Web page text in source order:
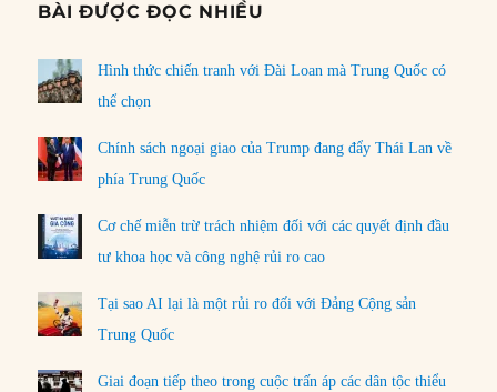
BÀI ĐƯỢC ĐỌC NHIỀU
Hình thức chiến tranh với Đài Loan mà Trung Quốc có
thể chọn
Chính sách ngoại giao của Trump đang đẩy Thái Lan về
phía Trung Quốc
Cơ chế miễn trừ trách nhiệm đối với các quyết định đầu
tư khoa học và công nghệ rủi ro cao
Tại sao AI lại là một rủi ro đối với Đảng Cộng sản
Trung Quốc
Giai đoạn tiếp theo trong cuộc trấn áp các dân tộc thiểu